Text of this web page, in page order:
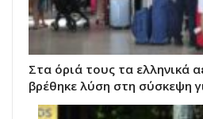
Στα όριά τους τα ελληνικά
βρέθηκε λύση στη σύσκεψη